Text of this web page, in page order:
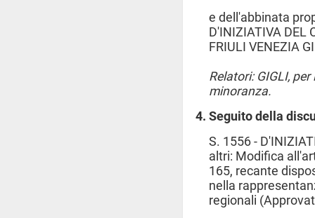
e dell'abbinata
D'INIZIATIVA DEL
FRIULI VENEZIA
Relatori: GIGLI,
minoranza.
Seguito della
S. 1556 -
altri: Modifica
165, recante
nella
regionali